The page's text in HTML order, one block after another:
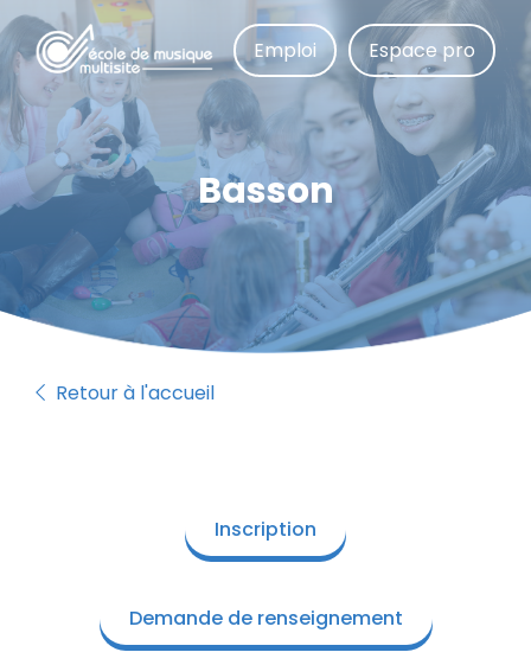
Aller
au
contenu
principal
Emploi Espace pro
Basson
Retour à l'accueil
Inscription
Demande de renseignement